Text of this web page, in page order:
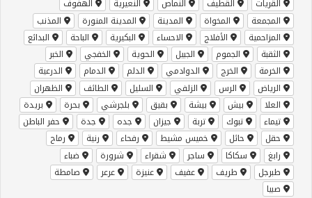
القريات
القطيف النماص النعيرية
الهفوف
المجمعة
المخواة المدينة المدينة المنورة
المذنب
المزاحمية
الأفلاج الاحساء البكيرية الباحة
البدائع
الثقبة
الجموم الجبيل الحوية الخفجي
الخبر
الخرمة
الخرج الدوادمي الدلم الدمام
الدرعية
الرياض
الرس الزلفي السليل الطائف
الظهران
العلا
بيش بيشة بقيق بلجرشي بحرة
بريدة
تيماء
تبوك تربة جيزان جده جدة
حفر الباطن
حقل
حائل خميس مشيط رفحاء رنية
رماح
رابغ
سكاكا ساجر شقراء شرورة
ضباء
طبرجل
طريف عفيف عنيزة عرعر
صامطة
صبيا